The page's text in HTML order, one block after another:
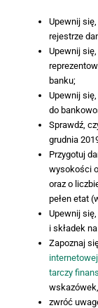
Upewnij
rejestrze
Upewnij
banku;
Upewnij
do
Sprawdź,
grudnia
Przygotuj
wysokości
oraz o
pełen etat
Upewnij
i składek
Zapoznaj
tarczy
wskazówek,
zwróć